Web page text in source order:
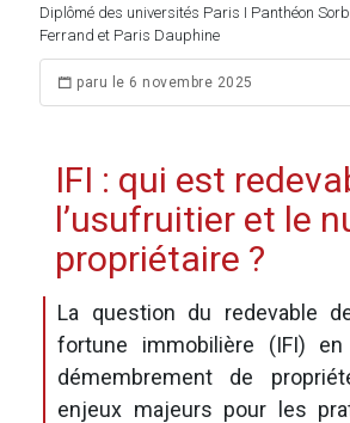
Diplômé des universités Paris I Panthéon
Ferrand et Paris Dauphine
paru le 6 novembre 2025
IFI : qui est
l’usufruitier et le
propriétaire ?
La question du redevable
fortune immobilière (IFI) en
démembrement de
enjeux majeurs pour les